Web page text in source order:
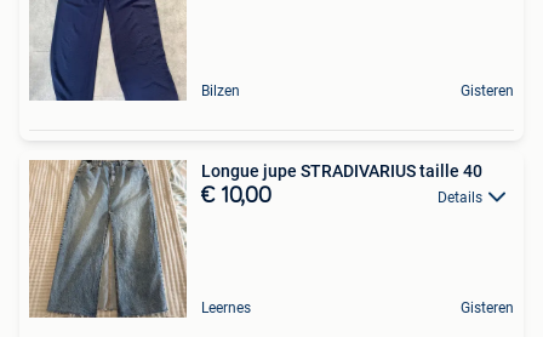
Bilzen Gisteren
Longue jupe STRADIVARIUS taille 40
€ 10,00 Details
Leernes Gisteren